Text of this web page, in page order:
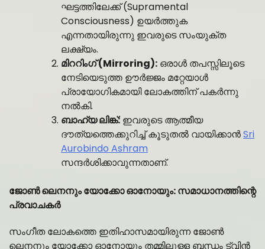
ഘട്ടത്തിലേക്ക് (Supramental
Consciousness) ഉയർത്തുക
എന്നതായിരുന്നു ഇവരുടെ സംയുക്ത
ലക്ഷ്യം.
മിററിംഗ് (Mirroring): ഒരാൾ തപസ്സിലൂടെ
നേടിയെടുത്ത ഊർജ്ജം മറ്റേയാൾ
പ്രായോഗികമായി ലോകത്തിന് പകർന്നു
നൽകി.
ബാഹ്യ ലിങ്ക്: ഇവരുടെ ആത്മീയ
ദൗത്യത്തെക്കുറിച്ച് കൂടുതൽ വായിക്കാൻSri
Aurobindo Ashram
സന്ദർശിക്കാവുന്നതാണ്.
ജോൺ ലെനനും യോക്കോ ഓനോയും: സമാധാനത്തിന്റെ
പ്രവാചകർ
സംഗീത ലോകത്തെ ഇതിഹാസമായിരുന്ന ജോൺ
ലെനനും യോക്കോ ഓനോയും തമ്മിലുള്ള ബന്ധം ട്വിൻ